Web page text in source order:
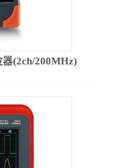
器(2ch/200MHz)